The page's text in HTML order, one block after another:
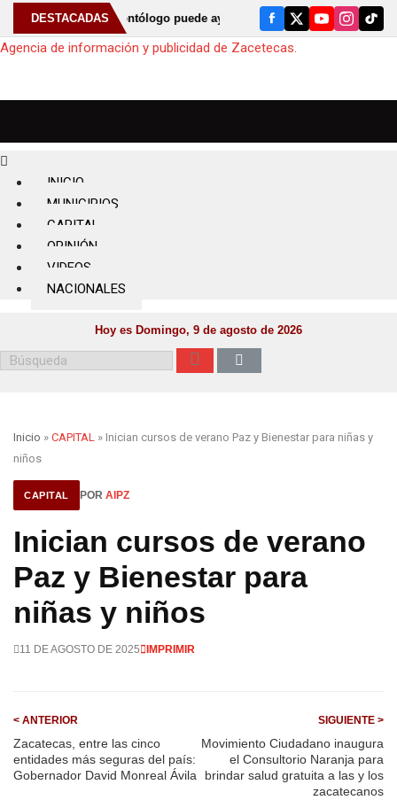
DESTACADAS
odontólogo puede ayudar a detectar el bruxismo ⚠️
Agencia de información y publicidad de Zacetecas.
Menú
INICIO
MUNICIPIOS
CAPITAL
OPINIÓN
VIDEOS
NACIONALES
Hoy es Domingo, 9 de agosto de 2026
Inicio » CAPITAL » Inician cursos de verano Paz y Bienestar para niñas y
niños
CAPITAL POR AIPZ
Inician cursos de verano
Paz y Bienestar para
niñas y niños
11 DE AGOSTO DE 2025 IMPRIMIR
< ANTERIOR
Zacatecas, entre las cinco
entidades más seguras del país:
Gobernador David Monreal Ávila
SIGUIENTE >
Movimiento Ciudadano inaugura
el Consultorio Naranja para
brindar salud gratuita a las y los
zacatecanos